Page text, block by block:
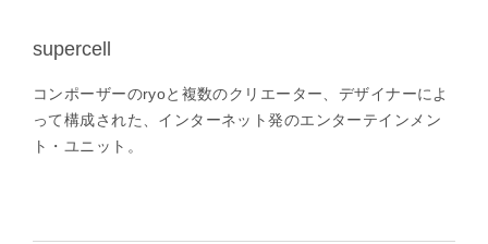
supercell
コンポーザーのryoと複数のクリエーター、デザイナーによ
って構成された、インターネット発のエンターテインメン
ト・ユニット。